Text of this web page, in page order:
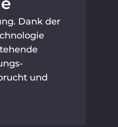
Dank der
und